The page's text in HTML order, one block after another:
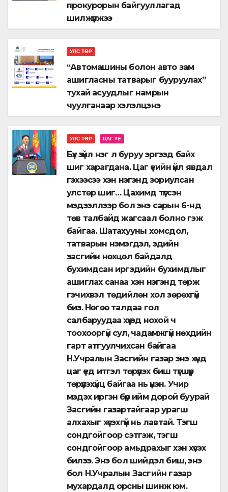
прокурорын байгууллагад
шилжүүлжээ
УЛС ТӨР
“Автомашины болон авто зам
ашигласны татварыг бууруулах”
тухай асуудлыг намрын
чуулганаар хэлэлцэнэ
УЛС ТӨР ЦАГ ҮЕ
Бүх зүйл нэг л буруу эргээд байх
шиг харагдана. Цаг үеийн үйл явдал
гэхээсээ хэн нэгэнд зориулсан
улстөр шиг… Цахимд түгсэн
мэдээллээр бол энэ сарын 6-нд
төв талбайд жагсаал болно гэж
байгаа. Шатахууны хомсдол,
татварын нэмэгдэл, эдийн
засгийн нөхцөл байдалд
бухимдсан иргэдийн бухимдлыг
ашиглах санаа хэн нэгэнд төрж
гэчихвэл төдийлөн хол зөрөхгүй
биз. Нөгөө талдаа гол
салбаруудаа хүүхэд нохой ч
тоохооргүй сул, чадамжгүй нөхдийн
гарт атгуулчихсан байгаа
Н.Учралын Засгийн газар энэ хүнд
цаг үед итгэл төрүүлэх биш түгшүүр
төрүүлэхүйц байгаа нь үнэн. Учир
мэдэх иргэн бүр ийм дорой буурай
Засгийн газартайгаар урагш
алхахыг хүсэхгүй нь лавтай. Тэгш
сондгойгоор сэтгэж, тэгш
сондгойгоор амьдрахыг хэн хүсэх
билээ. Энэ бол шийдэл биш, энэ
бол Н.Учралын Засгийн газар
мухардалд орсны шинж юм.